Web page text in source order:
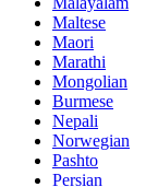
Maltese
Maori
Marathi
Mongolian
Burmese
Nepali
Norwegian
Pashto
Persian